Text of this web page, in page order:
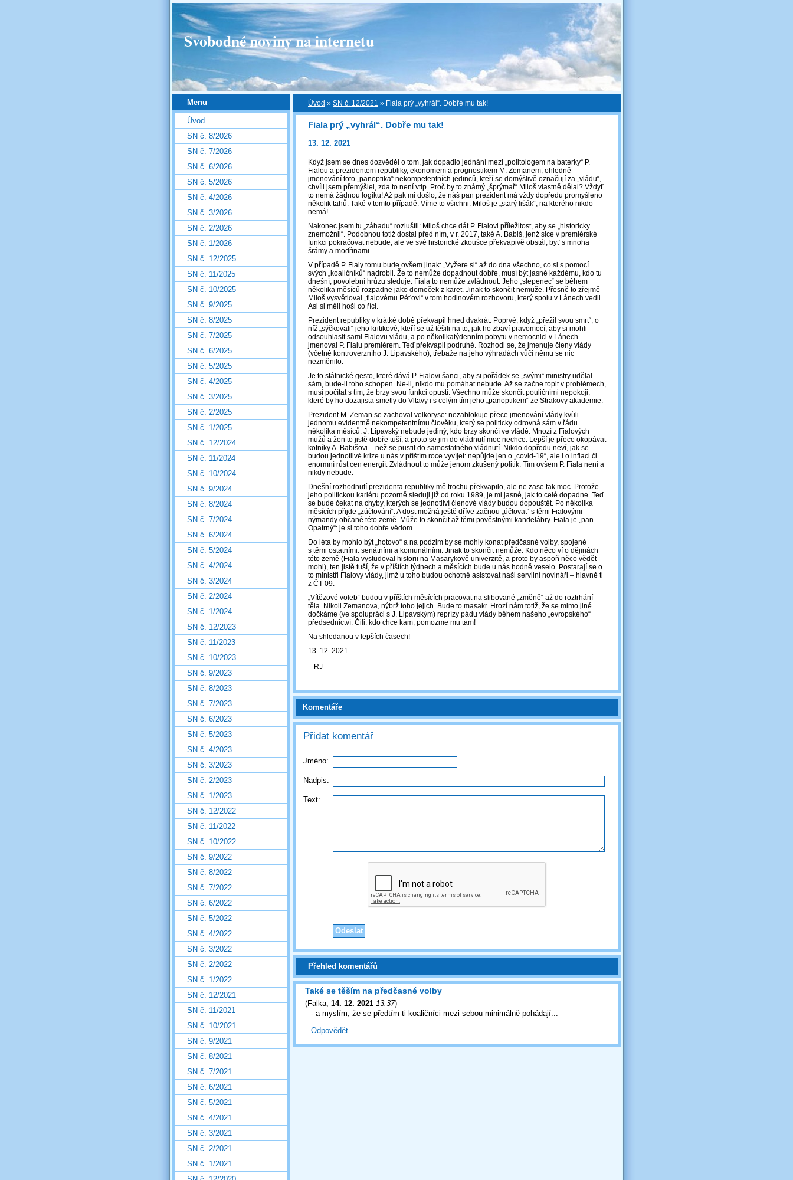
Svobodné noviny na internetu
Úvod » SN č. 12/2021 » Fiala prý „vyhrál“. Dobře mu tak!
Fiala prý „vyhrál“. Dobře mu tak!
13. 12. 2021
Když jsem se dnes dozvěděl o tom, jak dopadlo jednání mezi „politologem na baterky“ P.
Fialou a prezidentem republiky, ekonomem a prognostikem M. Zemanem, ohledně
jmenování toto „panoptika“ nekompetentních jedinců, kteří se domýšlivě označují za „vládu“,
chvíli jsem přemýšlel, zda to není vtip. Proč by to známý „šprýmař“ Miloš vlastně dělal? Vždyť
to nemá žádnou logiku! Až pak mi došlo, že náš pan prezident má vždy dopředu promyšleno
několik tahů. Také v tomto případě. Víme to všichni: Miloš je „starý lišák“, na kterého nikdo
nemá!
Nakonec jsem tu „záhadu“ rozluštil: Miloš chce dát P. Fialovi příležitost, aby se „historicky
znemožnil“. Podobnou totiž dostal před ním, v r. 2017, také A. Babiš, jenž sice v premiérské
funkci pokračovat nebude, ale ve své historické zkoušce překvapivě obstál, byť s mnoha
šrámy a modřinami.
V případě P. Fialy tomu bude ovšem jinak: „Vyžere si“ až do dna všechno, co si s pomocí
svých „koaličníků“ nadrobil. Že to nemůže dopadnout dobře, musí být jasné každému, kdo tu
dnešní, povolební hrůzu sleduje. Fiala to nemůže zvládnout. Jeho „slepenec“ se během
několika měsíců rozpadne jako domeček z karet. Jinak to skončit nemůže. Přesně to zřejmě
Miloš vysvětloval „fialovému Péťovi“ v tom hodinovém rozhovoru, který spolu v Lánech vedli.
Asi si měli hoši co říci.
Prezident republiky v krátké době překvapil hned dvakrát. Poprvé, když „přežil svou smrt“, o
níž „sýčkovali“ jeho kritikové, kteří se už těšili na to, jak ho zbaví pravomocí, aby si mohli
odsouhlasit sami Fialovu vládu, a po několikatýdenním pobytu v nemocnici v Lánech
jmenoval P. Fialu premiérem. Teď překvapil podruhé. Rozhodl se, že jmenuje členy vlády
(včetně kontroverzního J. Lipavského), třebaže na jeho výhradách vůči němu se nic
nezměnilo.
Je to státnické gesto, které dává P. Fialovi šanci, aby si pořádek se „svými“ ministry udělal
sám, bude-li toho schopen. Ne-li, nikdo mu pomáhat nebude. Až se začne topit v problémech,
musí počítat s tím, že brzy svou funkci opustí. Všechno může skončit pouličními nepokoji,
které by ho dozajista smetly do Vltavy i s celým tím jeho „panoptikem“ ze Strakovy akademie.
Prezident M. Zeman se zachoval velkoryse: nezablokuje přece jmenování vlády kvůli
jednomu evidentně nekompetentnímu člověku, který se politicky odrovná sám v řádu
několika měsíců. J. Lipavský nebude jediný, kdo brzy skončí ve vládě. Mnozí z Fialových
mužů a žen to jistě dobře tuší, a proto se jim do vládnutí moc nechce. Lepší je přece okopávat
kotníky A. Babišovi – než se pustit do samostatného vládnutí. Nikdo dopředu neví, jak se
budou jednotlivé krize u nás v příštím roce vyvíjet: nepůjde jen o „covid-19“, ale i o inflaci či
enormní růst cen energií. Zvládnout to může jenom zkušený politik. Tím ovšem P. Fiala není a
nikdy nebude.
Dnešní rozhodnutí prezidenta republiky mě trochu překvapilo, ale ne zase tak moc. Protože
jeho politickou kariéru pozorně sleduji již od roku 1989, je mi jasné, jak to celé dopadne. Teď
se bude čekat na chyby, kterých se jednotliví členové vlády budou dopouštět. Po několika
měsících přijde „zúčtování“. A dost možná ještě dříve začnou „účtovat“ s těmi Fialovými
nýmandy občané této země. Může to skončit až těmi pověstnými kandelábry. Fiala je „pan
Opatrný“: je si toho dobře vědom.
Do léta by mohlo být „hotovo“ a na podzim by se mohly konat předčasné volby, spojené
s těmi ostatními: senátními a komunálními. Jinak to skončit nemůže. Kdo něco ví o dějinách
této země (Fiala vystudoval historii na Masarykově univerzitě, a proto by aspoň něco vědět
mohl), ten jistě tuší, že v příštích týdnech a měsících bude u nás hodně veselo. Postarají se o
to ministři Fialovy vlády, jimž u toho budou ochotně asistovat naši servilní novináři – hlavně ti
z ČT 09.
„Vítězové voleb“ budou v příštích měsících pracovat na slibované „změně“ až do roztrhání
těla. Nikoli Zemanova, nýbrž toho jejich. Bude to masakr. Hrozí nám totiž, že se mimo jiné
dočkáme (ve spolupráci s J. Lipavským) reprízy pádu vlády během našeho „evropského“
předsednictví. Čili: kdo chce kam, pomozme mu tam!
Na shledanou v lepších časech!
13. 12. 2021
‒ RJ ‒
Komentáře
Přidat komentář
Jméno:
Nadpis:
Text:
Přehled komentářů
Také se těším na předčasné volby
(Falka 14. 12. 2021 13:37)
- a myslím, že se předtím ti koaličníci mezi sebou minimálně pohádají...
Odpovědět
Menu
Úvod
SN č. 8/2026
SN č. 7/2026
SN č. 6/2026
SN č. 5/2026
SN č. 4/2026
SN č. 3/2026
SN č. 2/2026
SN č. 1/2026
SN č. 12/2025
SN č. 11/2025
SN č. 10/2025
SN č. 9/2025
SN č. 8/2025
SN č. 7/2025
SN č. 6/2025
SN č. 5/2025
SN č. 4/2025
SN č. 3/2025
SN č. 2/2025
SN č. 1/2025
SN č. 12/2024
SN č. 11/2024
SN č. 10/2024
SN č. 9/2024
SN č. 8/2024
SN č. 7/2024
SN č. 6/2024
SN č. 5/2024
SN č. 4/2024
SN č. 3/2024
SN č. 2/2024
SN č. 1/2024
SN č. 12/2023
SN č. 11/2023
SN č. 10/2023
SN č. 9/2023
SN č. 8/2023
SN č. 7/2023
SN č. 6/2023
SN č. 5/2023
SN č. 4/2023
SN č. 3/2023
SN č. 2/2023
SN č. 1/2023
SN č. 12/2022
SN č. 11/2022
SN č. 10/2022
SN č. 9/2022
SN č. 8/2022
SN č. 7/2022
SN č. 6/2022
SN č. 5/2022
SN č. 4/2022
SN č. 3/2022
SN č. 2/2022
SN č. 1/2022
SN č. 12/2021
SN č. 11/2021
SN č. 10/2021
SN č. 9/2021
SN č. 8/2021
SN č. 7/2021
SN č. 6/2021
SN č. 5/2021
SN č. 4/2021
SN č. 3/2021
SN č. 2/2021
SN č. 1/2021